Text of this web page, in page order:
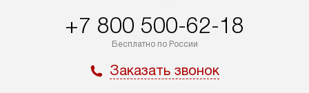
+7 800 500-62-18
Бесплатно по России
Заказать звонок